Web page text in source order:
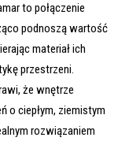
to połączenie
podnoszą wartość
materiał ich
przestrzeni.
że wnętrze
o ciepłym, ziemistym
rozwiązaniem